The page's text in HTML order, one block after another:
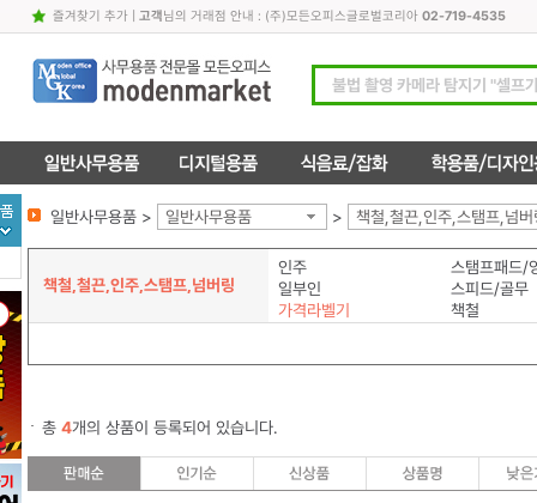
즐겨찾기 추가| 고객님의 거래점 안내 : (주)모든오피스글로벌코리아 02-719-4535
일반사무용품 > 일반사무용품 > 책철,철끈,인주,스탬프,넘버
책철,철끈,인주,스탬프,넘버링
인주
스탬프패드/
일부인
스피드/골무
가격라벨기
책철
총 4개의 상품이 등록되어 있습니다.